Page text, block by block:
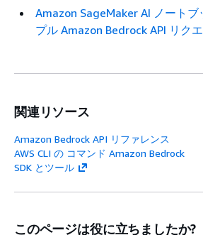
Amazon SageMaker AI ノート
プル Amazon Bedrock API リク
関連リソース
Amazon Bedrock API リファレンス
AWS CLI の コマンド Amazon Bedrock
SDK とツール
このページは役に立ちましたか?